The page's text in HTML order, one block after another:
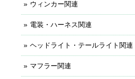
ウィンカー関連
電装・ハーネス関連
ヘッドライト・テールライト関連
マフラー関連